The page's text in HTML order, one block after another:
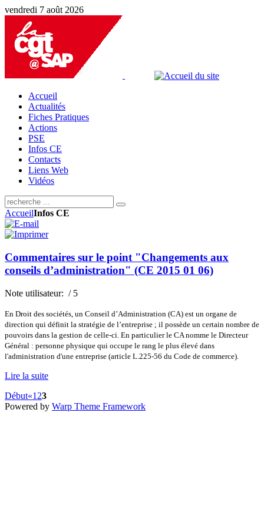
vendredi 7 août 2026
Accueil
Actualités
Fiches Pratiques
Actions
PSE
Infos CE
Contacts
Liens Web
Vidéos
AccueilInfos CE
Commentaires sur le point "Changements aux
conseils d’administration" (CE 2015 01 06)
Note utilisateur: / 5
En Droit des sociétés, un Conseil d’Administration (CA) est un organe de
direction qui définit la stratégie de l’entreprise ; il possède un certain nombre de
pouvoirs dans la gestion de celle-ci. En particulier le CA nomme le Directeur
Général : personne physique qui occupe le rang le plus élevé dans
l'administration d'une entreprise (article L.225-56 du Code de commerce).
Lire la suite
Début«1 23
Powered by Warp Theme Framework